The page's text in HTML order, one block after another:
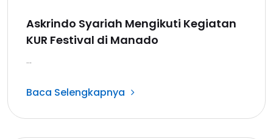
Askrindo Syariah Mengikuti Kegiatan
KUR Festival di Manado
...
Baca Selengkapnya